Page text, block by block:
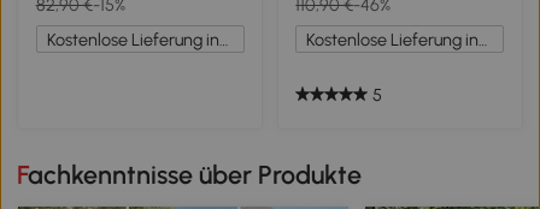
für kleine Hunde bis 10 kg
77x44x102 cm Dunkelgrau
für kleine Hunde bis 10 kg
77x44x102 cm Schwarz
5
Fachkenntnisse über Produkte